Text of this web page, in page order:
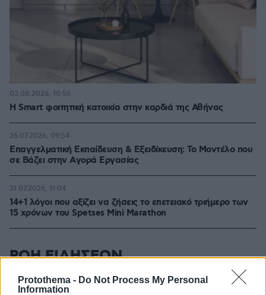
Protothema - Do Not Process My Personal
Information
Η Smart φοιτητική κατοικία στην καρδιά της Αθήνας
03.08.2026, 10:56
Επαγγελματική Εκπαίδευση & Εξειδίκευση: Το Mοντέλο που
σε Bάζει στην Aγορά Eργασίας
26.07.2026, 09:54
14+1 λόγοι που αξίζει να ζήσεις το επετειακό τριήμερο των
15 χρόνων του Spetses Mini Marathon
31.07.2026, 11:04
ΡΟΗ ΕΙΔΗΣΕΩΝ
Ειδήσεις Δημοφιλή Σχολιασμένα